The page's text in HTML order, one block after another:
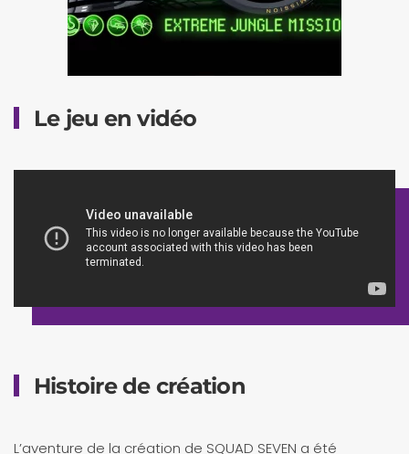
Le jeu en vidéo
Histoire de création
L’aventure de la création de SQUAD SEVEN a été